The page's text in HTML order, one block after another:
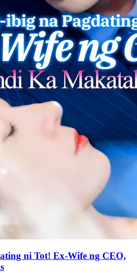
ni Tot! Ex-Wife ng CEO,